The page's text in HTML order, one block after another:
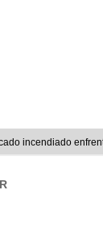
incendiado